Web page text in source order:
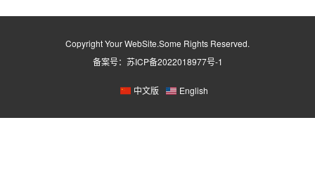
Copyright Your WebSite.Some Rights Reserved.
备案号： 苏ICP备2022018977号-1
中文版 English